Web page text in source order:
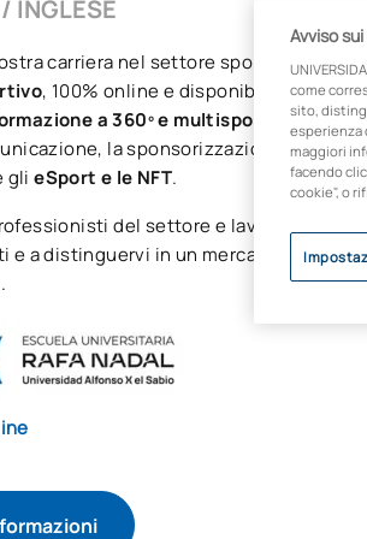
INGLESE
carriera nel settore sportivo con il
, 100% online e disponibile in
a 360º e multisport
,
la sponsorizzazione, la
glieSport e le NFT.
del settore e lavorate su
e a distinguervi in un mercato globale
Avviso
come
sito,
esperienza
maggiori
facendo
cookie", o